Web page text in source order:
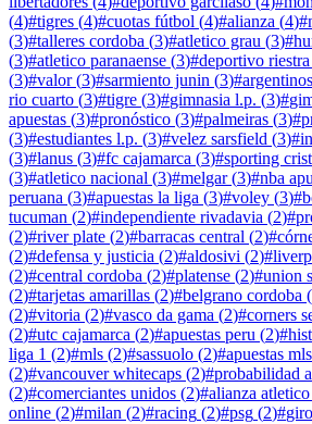
(4)#tigres (4)#cuotas fútbol (4)#alianza (4)#
(3)#talleres cordoba (3)#atletico grau (3)#
(3)#atletico paranaense (3)#deportivo riestra
(3)#valor(3)#sarmiento junin (3)#
rio cuarto (3)#tigre (3)#gimnasia l.p. (3)#
apuestas (3)#pronóstico (3)#palmeiras (3)#
(3)#estudiantes l.p. (3)#velez sarsfield (3)#
(3)#lanus (3)#fc cajamarca (3)#sporting
(3)#atletico nacional (3)#melgar(3)#nba
peruana (3)#apuestas la liga (3)#voley (3)#
tucuman (2)#independiente rivadavia (2)#
(2)#river plate (2)#barracas central (2)#
(2)#defensa y justicia (2)#aldosivi (2)#
(2)#central cordoba (2)#platense (2)#union
(2)#tarjetas amarillas (2)#belgrano cordoba (
(2)#vitoria (2)#vasco da gama (2)#corners
(2)#utc cajamarca (2)#apuestas peru (2)#
liga 1 (2)#mls (2)#sassuolo (2)#apuestas mls
(2)#vancouver whitecaps (2)#probabilidad
(2)#comerciantes unidos (2)#alianza atletico
online (2)#milan (2)#racing (2)#psg (2)#